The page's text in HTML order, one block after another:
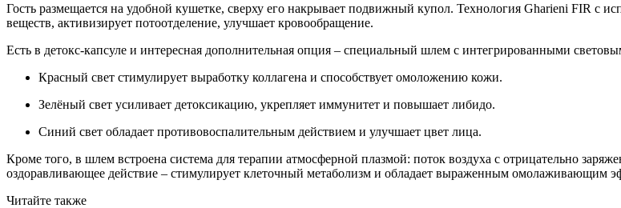
Гость размещается на удобной кушетке, сверху его накрывает подвижный купол. Технология Gharieni FIR с
веществ, активизирует потоотделение, улучшает кровообращение.
Есть в детокс-капсуле и интересная дополнительная опция – специальный шлем с интегрированными
Красный свет стимулирует выработку коллагена и способствует омоложению кожи.
Зелёный свет усиливает детоксикацию, укрепляет иммунитет и повышает либидо.
Синий свет обладает противовоспалительным действием и улучшает цвет лица.
Кроме того, в шлем встроена система для терапии атмосферной плазмой: поток воздуха с отрицательно
оздоравливающее действие – стимулирует клеточный метаболизм и обладает выраженным омолаживающим
Читайте также